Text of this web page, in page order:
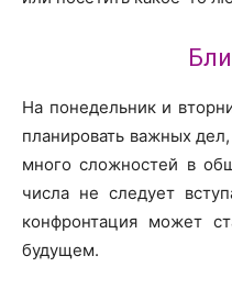
На понедельник и
планировать важных
много сложностей в
числа не следует
конфронтация может
будущем.